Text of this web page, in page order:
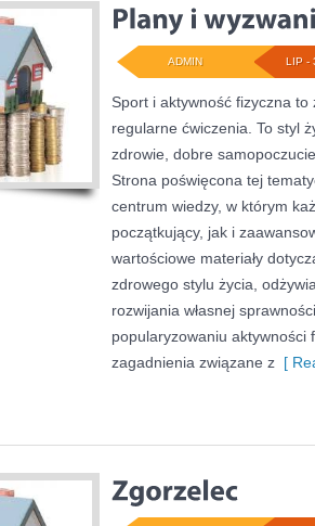
LIP -
ADMIN
Sport i aktywność fizyczna
regularne ćwiczenia. To styl
zdrowie, dobre
Strona poświęcona tej
centrum wiedzy, w którym
początkujący, jak i
wartościowe materiały
zdrowego stylu życia,
rozwijania własnej
popularyzowaniu aktywności
zagadnienia związane z [